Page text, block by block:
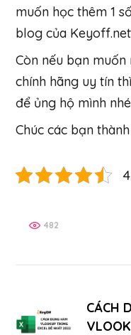
muốn học thêm 1
blog của
Còn nếu bạn
chính hãng uy tín
để ủng hộ mình
Chúc các bạn
482
CÁCH